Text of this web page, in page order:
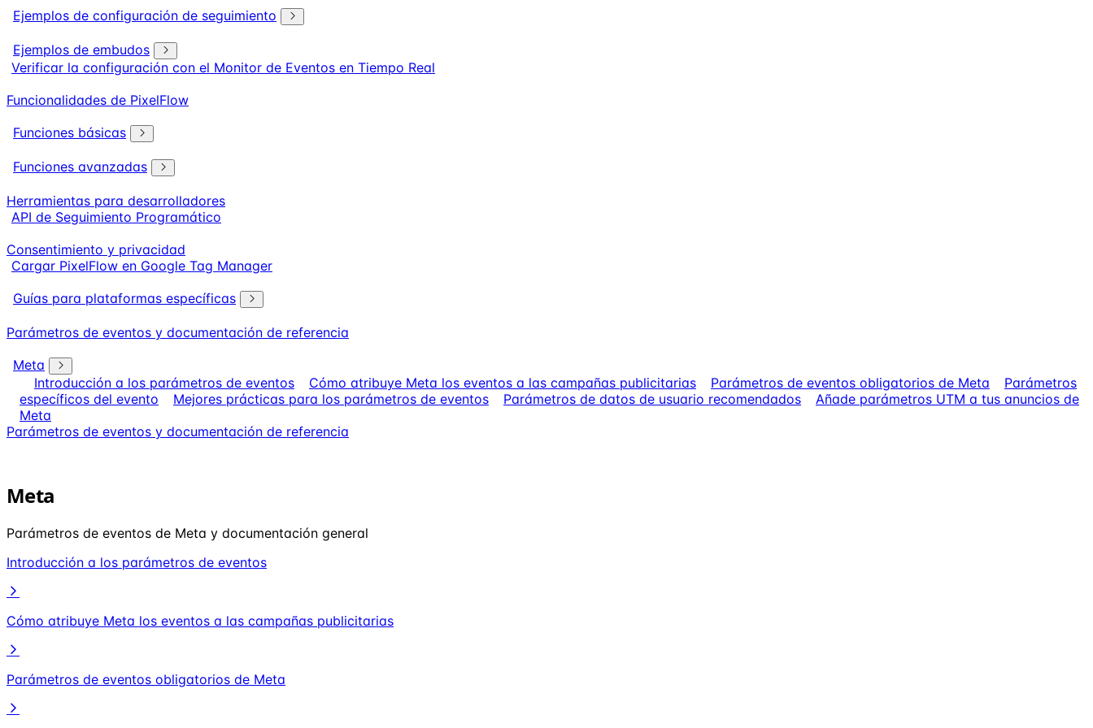
Ejemplos de configuración de seguimiento
Ejemplos de embudos
Verificar la configuración con el Monitor de Eventos en Tiempo Real
Funcionalidades de PixelFlow
Funciones básicas
Funciones avanzadas
Herramientas para desarrolladores
API de Seguimiento Programático
Consentimiento y privacidad
Cargar PixelFlow en Google Tag Manager
Guías para plataformas específicas
Parámetros de eventos y documentación de referencia
Meta
Introducción a los parámetros de eventos
Cómo atribuye Meta los eventos a las campañas publicitarias Parámetros de eventos obligatorios de Meta
Parámetros
específicos del evento
Mejores prácticas para los parámetros de eventos Parámetros de datos de usuario recomendados
Añade parámetros UTM a tus anuncios de
Meta
Parámetros de eventos y documentación de referencia
Meta
Parámetros de eventos de Meta y documentación general
Introducción a los parámetros de eventos
Cómo atribuye Meta los eventos a las campañas publicitarias
Parámetros de eventos obligatorios de Meta